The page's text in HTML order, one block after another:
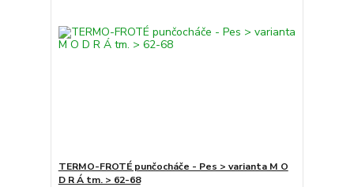
TERMO-FROTÉ punčocháče - Pes > varianta M O
D R Á tm. > 62-68